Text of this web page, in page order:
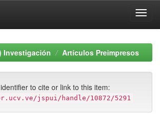
Investigación Artículos Preimpresos
to cite or link to this item:
jspui/handle/10872/5291